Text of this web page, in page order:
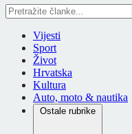
Vijesti
Sport
Život
Hrvatska
Kultura
Auto, moto & nautika
Ostale rubrike